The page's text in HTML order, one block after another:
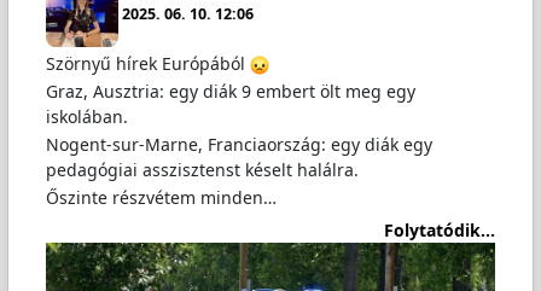
2025. 06. 10. 12:06
Szörnyű hírek Európából
Graz, Ausztria: egy diák 9 embert ölt meg egy
iskolában.
Nogent-sur-Marne, Franciaország: egy diák egy
pedagógiai asszisztenst késelt halálra.
Őszinte részvétem minden…
Folytatódik...